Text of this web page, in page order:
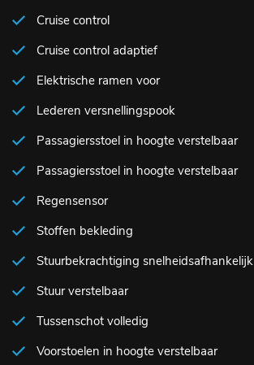
Cruise control
Cruise control adaptief
Elektrische ramen voor
Lederen versnellingspook
Passagiersstoel in hoogte verstelbaar
Passagiersstoel in hoogte verstelbaar
Regensensor
Stoffen bekleding
Stuurbekrachtiging snelheidsafhankelijk
Stuur verstelbaar
Tussenschot volledig
Voorstoelen in hoogte verstelbaar